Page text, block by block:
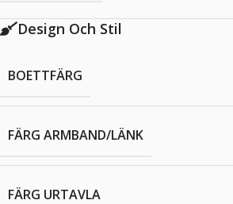
Design Och Stil
BOETTFÄRG
FÄRG ARMBAND/LÄNK
FÄRG URTAVLA